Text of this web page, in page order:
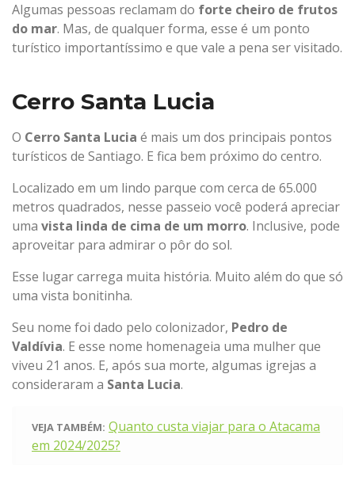
Algumas pessoas reclamam do forte cheiro de frutos
do mar. Mas, de qualquer forma, esse é um ponto
turístico importantíssimo e que vale a pena ser visitado.
Cerro Santa Lucia
O Cerro Santa Lucia é mais um dos principais pontos
turísticos de Santiago. E fica bem próximo do centro.
Localizado em um lindo parque com cerca de 65.000
metros quadrados, nesse passeio você poderá apreciar
uma vista linda de cima de um morro. Inclusive, pode
aproveitar para admirar o pôr do sol.
Esse lugar carrega muita história. Muito além do que só
uma vista bonitinha.
Seu nome foi dado pelo colonizador, Pedro de
Valdívia. E esse nome homenageia uma mulher que
viveu 21 anos. E, após sua morte, algumas igrejas a
consideraram a Santa Lucia.
VEJA TAMBÉM: Quanto custa viajar para o Atacama
em 2024/2025?